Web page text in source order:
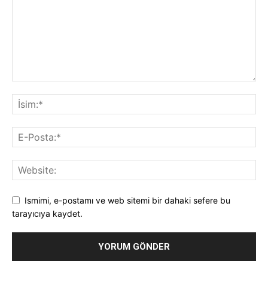
Ismimi, e-postamı ve web sitemi bir dahaki sefere bu
tarayıcıya kaydet.